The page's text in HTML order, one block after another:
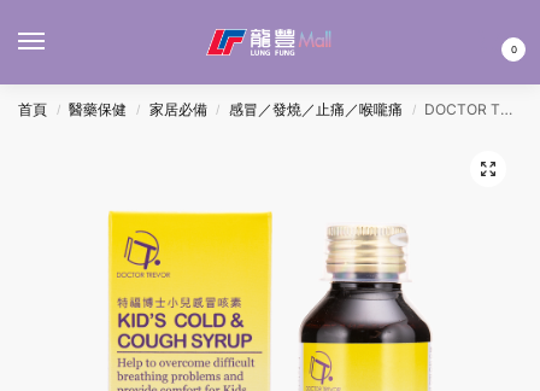
0
首頁 / 醫藥保健 / 家居必備 / 感冒／發燒／止痛／喉嚨痛 / DOCTOR TREVOR 特福博士小兒感冒咳素 100ML